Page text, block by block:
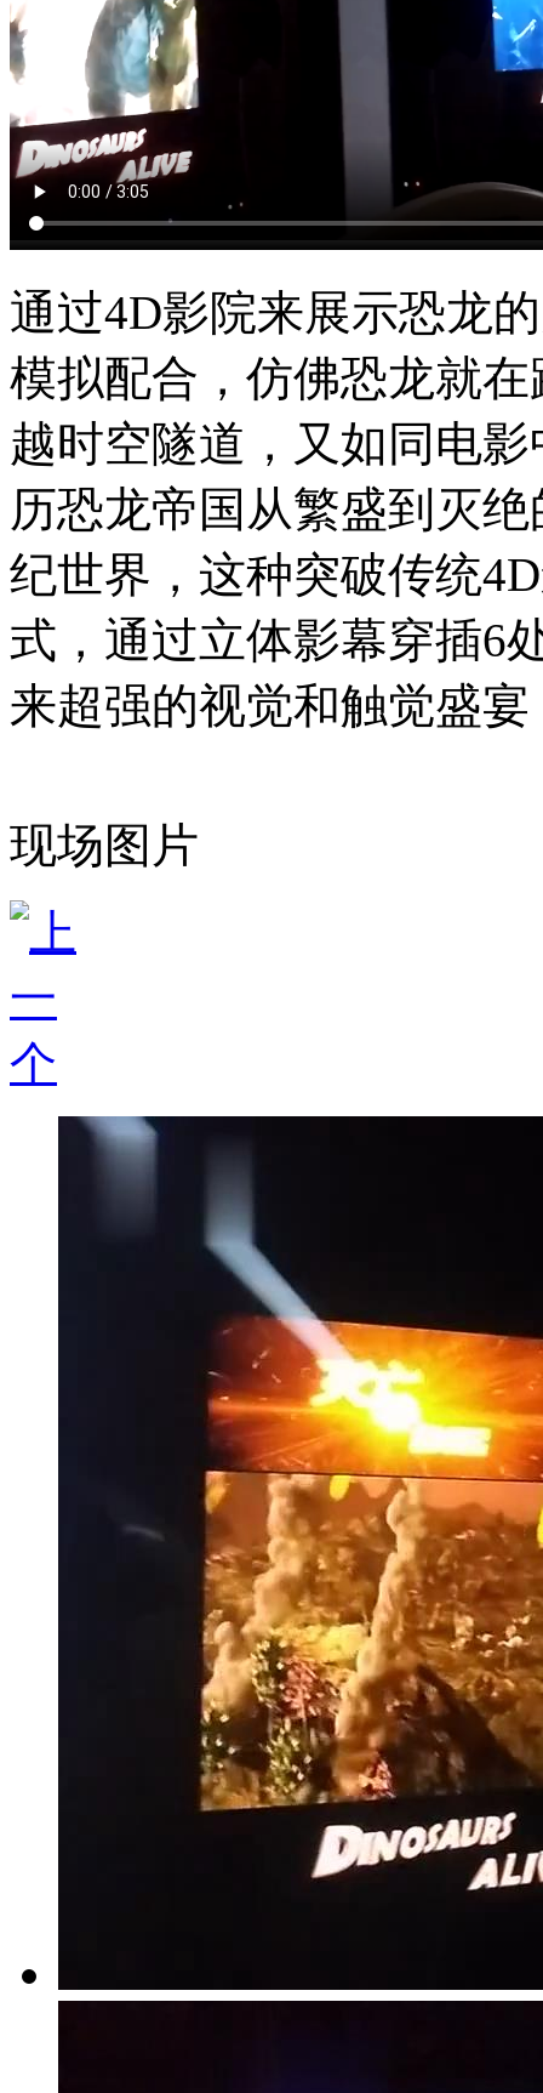
通过4D影院来展示恐龙
模拟配合，仿佛恐龙就
越时空隧道，又如同电
历恐龙帝国从繁盛到灭
纪世界，这种突破传统
式，通过立体影幕穿插6
来超强的视觉和触觉盛
现场图片